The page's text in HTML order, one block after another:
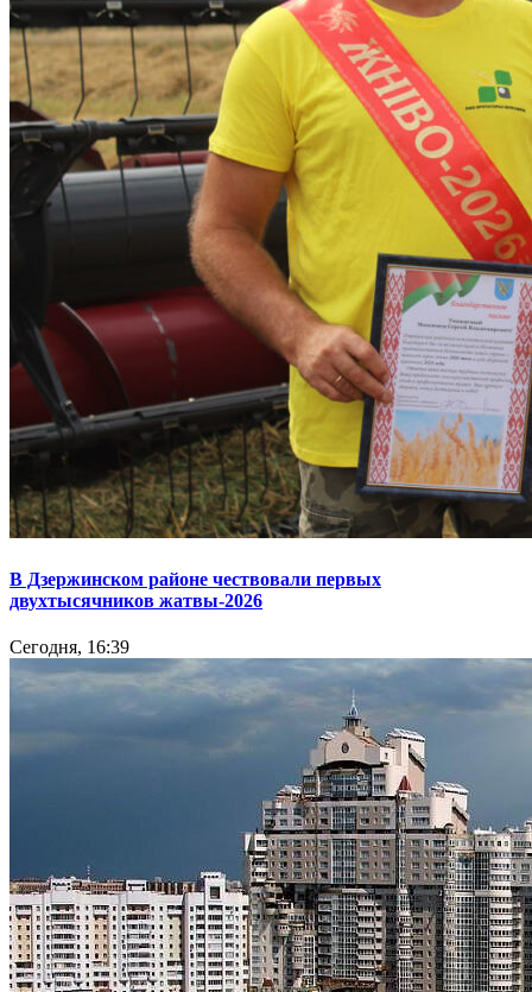
В Дзержинском районе чествовали первых
двухтысячников жатвы-2026
Сегодня, 16:39